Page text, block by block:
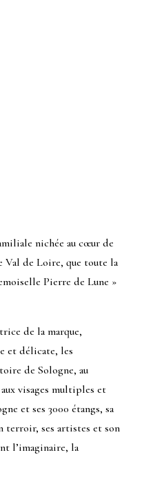
nichée au cœur de
Val de Loire, que toute la
Pierre de Lune »
de la marque,
et délicate, les
de Sologne, au
visages multiples et
et ses 3000 étangs, sa
terroir, ses artistes et son
l’imaginaire, la